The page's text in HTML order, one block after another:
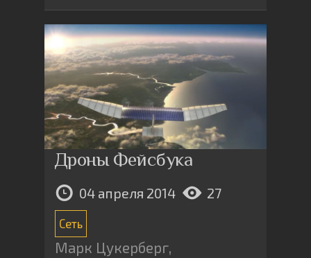
Дроны Фейсбука
04 апреля 2014 27
Сеть
Марк Цукерберг,